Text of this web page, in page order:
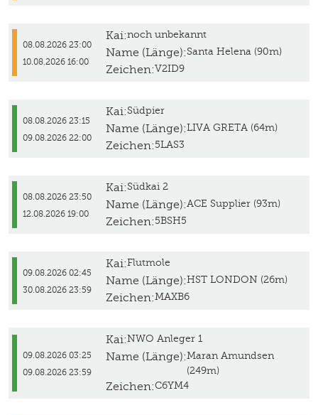
08.08.2026 23:00
10.08.2026 16:00
Kai:noch unbekannt
Name (Länge):Santa Helena (90m)
Zeichen:V2ID9
08.08.2026 23:15
09.08.2026 22:00
Kai:Südpier
Name (Länge):LIVA GRETA (64m)
Zeichen:5LAS3
08.08.2026 23:50
12.08.2026 19:00
Kai:Südkai 2
Name (Länge):ACE Supplier (93m)
Zeichen:5BSH5
09.08.2026 02:45
30.08.2026 23:59
Kai:Flutmole
Name (Länge):HST LONDON (26m)
Zeichen:MAXB6
09.08.2026 03:25
09.08.2026 23:59
Kai:NWO Anleger 1
Name (Länge):Maran Amundsen
(249m)
Zeichen:C6YM4